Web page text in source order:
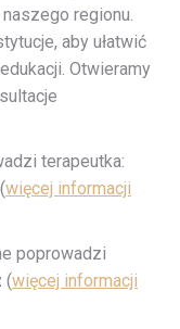
regionu.
aby ułatwić
Otwieramy
terapeutka:
(więcej informacji
poprowadzi
(więcej informacji